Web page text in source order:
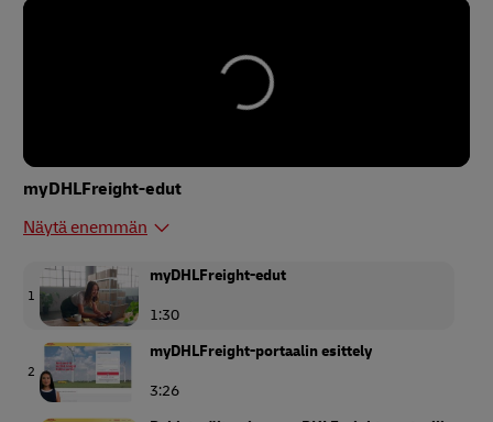
myDHLFreight-edut
Näytä enemmän
1
myDHLFreight-edut
1:30
2
myDHLFreight-portaalin esittely
3:26